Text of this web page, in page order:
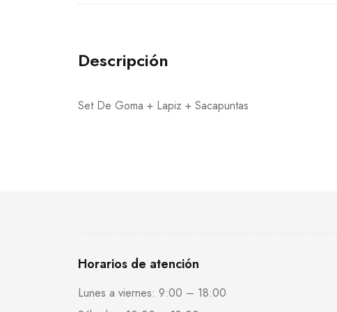
Descripción
Set De Goma + Lapiz + Sacapuntas
Horarios de atención
Lunes a viernes: 9:00 – 18:00